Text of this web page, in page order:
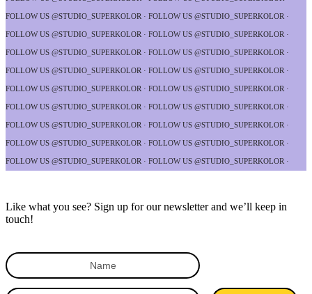
FOLLOW US @STUDIO_SUPERKOLOR · FOLLOW US @STUDIO_SUPERKOLOR ·
FOLLOW US @STUDIO_SUPERKOLOR · FOLLOW US @STUDIO_SUPERKOLOR ·
FOLLOW US @STUDIO_SUPERKOLOR · FOLLOW US @STUDIO_SUPERKOLOR ·
FOLLOW US @STUDIO_SUPERKOLOR · FOLLOW US @STUDIO_SUPERKOLOR ·
FOLLOW US @STUDIO_SUPERKOLOR · FOLLOW US @STUDIO_SUPERKOLOR ·
FOLLOW US @STUDIO_SUPERKOLOR · FOLLOW US @STUDIO_SUPERKOLOR ·
FOLLOW US @STUDIO_SUPERKOLOR · FOLLOW US @STUDIO_SUPERKOLOR ·
FOLLOW US @STUDIO_SUPERKOLOR · FOLLOW US @STUDIO_SUPERKOLOR ·
FOLLOW US @STUDIO_SUPERKOLOR · FOLLOW US @STUDIO_SUPERKOLOR ·
Like what you see? Sign up for our newsletter and we’ll keep in
touch!